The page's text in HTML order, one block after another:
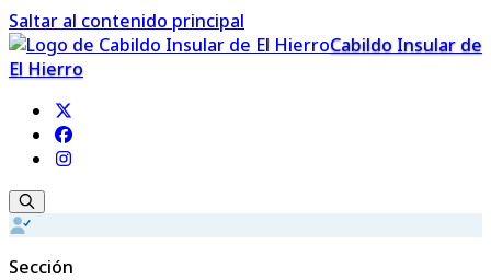
Saltar al contenido principal
Cabildo Insular de
El Hierro
Sección